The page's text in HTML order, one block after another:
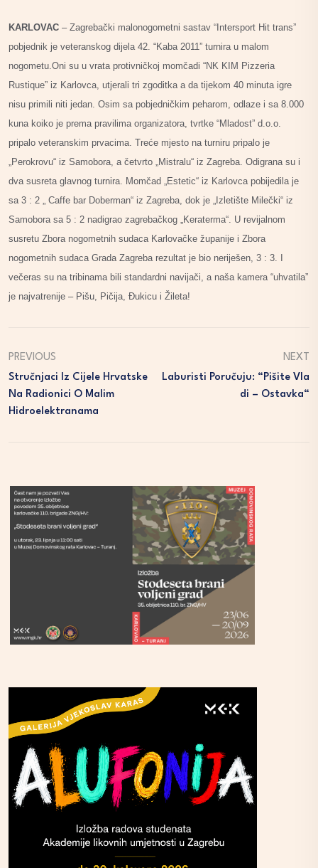
KARLOVAC – Zagrebački malonogometni sastav “Intersport Hit trans”
pobjednik je veteranskog dijela 42. “Kaba 2011” turnira u malom
nogometu.Oni su u vrata protivničkoj momčadi “NK KIM Pizzeria
Rustique” iz Karlovca, utjerali tri zgoditka a da tijekom 40 minuta igre
nisu primili niti jedan. Osim sa pobjedničkim peharom, odlaze i sa 8.000
kuna koiko je prema pravilima organizatora, tvrtke “Mladost” d.o.o.
pripalo veteranskim prvacima. Treće mjesto na turniru pripalo je
„Perokrovu“ iz Samobora, a četvrto „Mistralu“ iz Zagreba. Odigrana su i
dva susreta glavnog turnira. Momčad „Estetic“ iz Karlovca pobijedila je
sa 3 : 2 „ Caffe bar Doberman“ iz Zagreba, dok je „Izletište Milečki“ iz
Samobora sa 5 : 2 nadigrao zagrebačkog „Keraterma“. U revijalnom
susretu Zbora nogometnih sudaca Karlovačke županije i Zbora
nogometnih sudaca Grada Zagreba rezultat je bio neriješen, 3 : 3. I
večeras su na tribinama bili standardni navijači, a naša kamera “uhvatila”
je najvatrenije – Pišu, Pičija, Đukicu i Žileta!
PREVIOUS
Stručnjaci Iz Cijele Hrvatske
Na Radionici O Malim
Hidroelektranama
NEXT
Laburisti Poručuju: “Pišite Vla
Di – Ostavka“